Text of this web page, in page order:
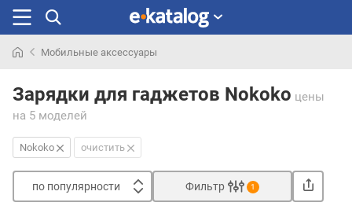
раньше
Мобильные аксессуары
Зарядки для гаджетов Nokoko цены
на 5 моделей
Nokoko очистить
по популярности Фильтр 1